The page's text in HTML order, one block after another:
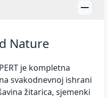
Nature
je kompletna
svakodnevnoj ishrani
žitarica, sjemenki